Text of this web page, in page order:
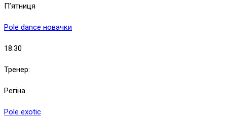
П’ятниця
Pole dance новачки
18:30
Тренер:
Регіна
Pole exotic